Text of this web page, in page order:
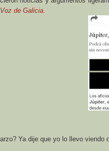
de Galicia
Ya dije que yo lo llevo viendo